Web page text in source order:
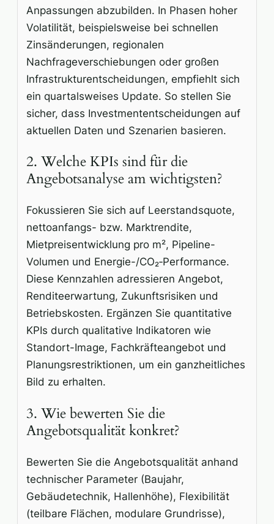
Anpassungen abzubilden. In Phasen hoher
Volatilität, beispielsweise bei schnellen
Zinsänderungen, regionalen
Nachfrageverschiebungen oder großen
Infrastrukturentscheidungen, empfiehlt sich
ein quartalsweises Update. So stellen Sie
sicher, dass Investmententscheidungen auf
aktuellen Daten und Szenarien basieren.
2. Welche KPIs sind für die
Angebotsanalyse am wichtigsten?
Fokussieren Sie sich auf Leerstandsquote,
nettoanfangs- bzw. Marktrendite,
Mietpreisentwicklung pro m², Pipeline-
Volumen und Energie-/CO₂‑Performance.
Diese Kennzahlen adressieren Angebot,
Renditeerwartung, Zukunftsrisiken und
Betriebskosten. Ergänzen Sie quantitative
KPIs durch qualitative Indikatoren wie
Standort-Image, Fachkräfteangebot und
Planungsrestriktionen, um ein ganzheitliches
Bild zu erhalten.
3. Wie bewerten Sie die
Angebotsqualität konkret?
Bewerten Sie die Angebotsqualität anhand
technischer Parameter (Baujahr,
Gebäudetechnik, Hallenhöhe), Flexibilität
(teilbare Flächen, modulare Grundrisse),